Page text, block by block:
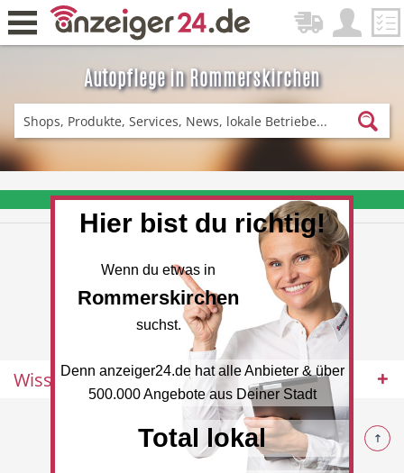
Autopflege in Rommerskirchen
Zurück
Fitness & Sport Einkaufen
News
Restaurant Hotel
❤️ Aktuelle Angebote & Prospekte per Newsletter erhalten
Wissenswertes
© 2026 Rommerskirchen
Hier bist du richtig!
Wenn du etwas in
Rommerskirchen
suchst.
Denn anzeiger24.de hat alle Anbieter & über
500.000 Angebote aus Deiner Stadt
Total lokal